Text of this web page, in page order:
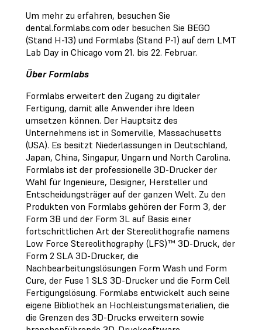
Um mehr zu erfahren, besuchen Sie
dental.formlabs.com oder besuchen Sie BEGO
(Stand H-13) und Formlabs (Stand P-1) auf dem LMT
Lab Day in Chicago vom 21. bis 22. Februar.
Über Formlabs
Formlabs erweitert den Zugang zu digitaler
Fertigung, damit alle Anwender ihre Ideen
umsetzen können. Der Hauptsitz des
Unternehmens ist in Somerville, Massachusetts
(USA). Es besitzt Niederlassungen in Deutschland,
Japan, China, Singapur, Ungarn und North Carolina.
Formlabs ist der professionelle 3D-Drucker der
Wahl für Ingenieure, Designer, Hersteller und
Entscheidungsträger auf der ganzen Welt. Zu den
Produkten von Formlabs gehören der Form 3, der
Form 3B und der Form 3L auf Basis einer
fortschrittlichen Art der Stereolithografie namens
Low Force Stereolithography (LFS)™ 3D-Druck, der
Form 2 SLA 3D-Drucker, die
Nachbearbeitungslösungen Form Wash und Form
Cure, der Fuse 1 SLS 3D-Drucker und die Form Cell
Fertigungslösung. Formlabs entwickelt auch seine
eigene Bibliothek an Hochleistungsmaterialien, die
die Grenzen des 3D-Drucks erweitern sowie